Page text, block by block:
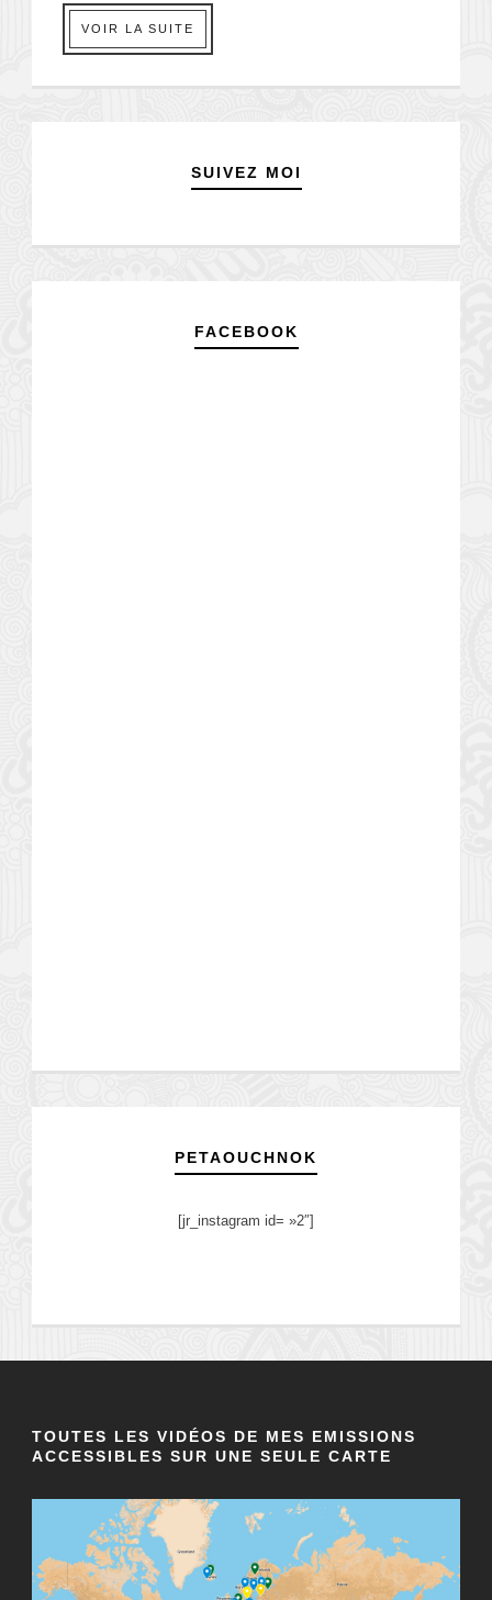
VOIR LA SUITE
SUIVEZ MOI
FACEBOOK
PETAOUCHNOK
[jr_instagram id= »2″]
TOUTES LES VIDÉOS DE MES EMISSIONS
ACCESSIBLES SUR UNE SEULE CARTE